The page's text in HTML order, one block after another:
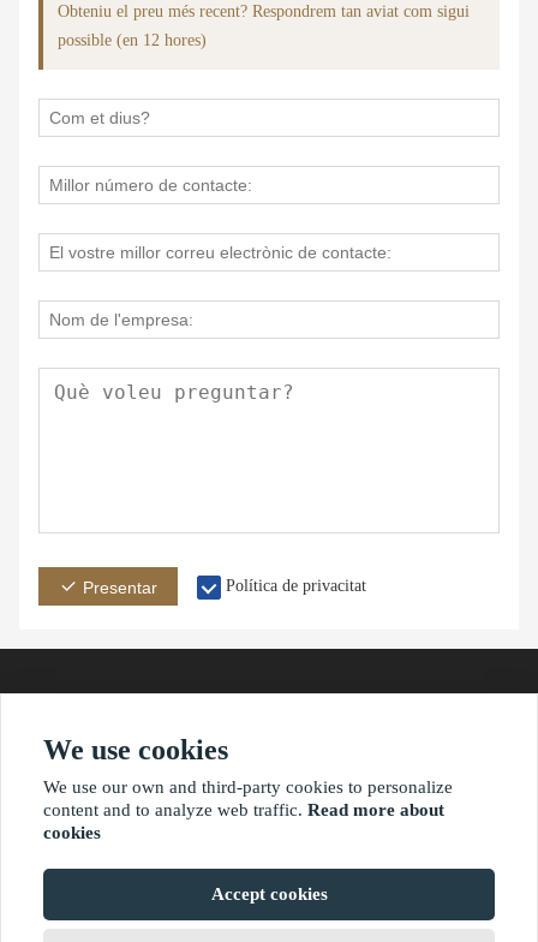
Obteniu el preu més recent? Respondrem tan aviat com sigui
possible (en 12 hores)
Presentar Política de privacitat
adreça Correuelectrònic
?2021 waimaoniu.net
We use cookies
We use our own and third-party cookies to personalize
content and to analyze web traffic. Read more about
cookies
Accept cookies